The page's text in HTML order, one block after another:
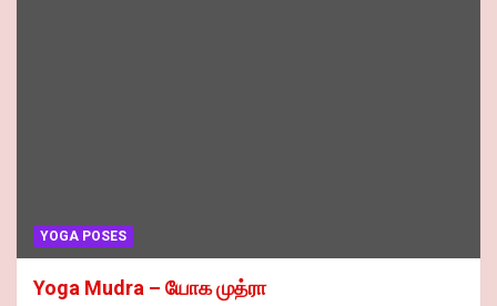
YOGA POSES
Yoga Mudra – யோக முத்ரா